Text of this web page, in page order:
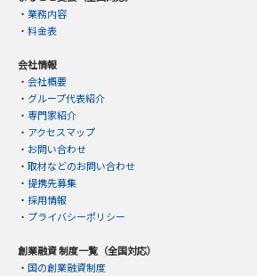
・ 業務内容
・ 料金表
会社情報
・ 会社概要
・ グループ代表紹介
・ 専門家紹介
・ アクセスマップ
・ お問い合わせ
・ 取材などのお問い合わせ
・ 提携先募集
・ 採用情報
・ プライバシーポリシー
創業融資 制度一覧（全国対応）
・ 国の創業融資制度